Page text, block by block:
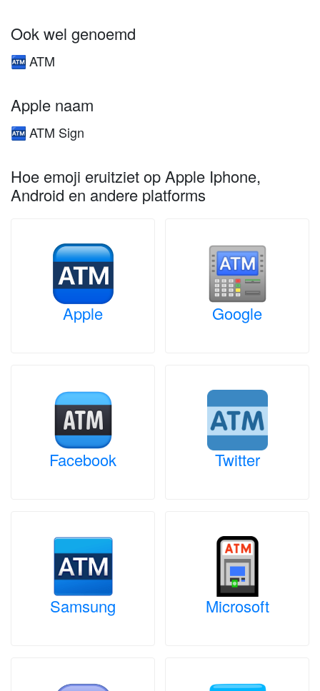
Ook wel genoemd
🏧 ATM
Apple naam
🏧 ATM Sign
Hoe emoji eruitziet op Apple Iphone,
Android en andere platforms
Apple Google
Facebook Twitter
Samsung Microsoft